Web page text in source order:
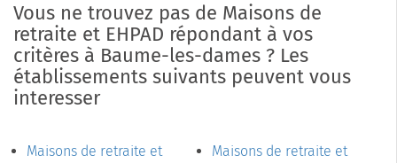
Vous ne trouvez pas de Maisons de
retraite et EHPAD répondant à vos
critères à Baume-les-dames ? Les
établissements suivants peuvent vous
interesser
Maisons de retraite et
Maisons de retraite et